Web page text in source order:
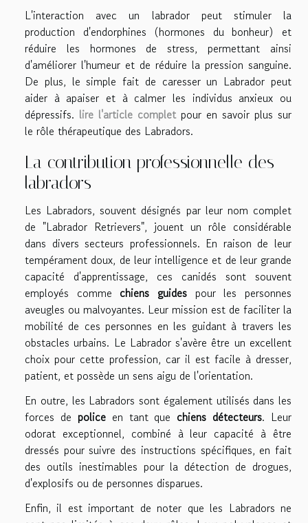
L'interaction avec un labrador peut stimuler la
production d'endorphines (hormones du bonheur) et
réduire les hormones de stress, permettant ainsi
d'améliorer l'humeur et de réduire la pression sanguine.
De plus, le simple fait de caresser un Labrador peut
aider à apaiser et à calmer les individus anxieux ou
dépressifs. lire l'article completpour en savoir plus sur
le rôle thérapeutique des Labradors.
La contribution professionnelle des
labradors
Les Labradors, souvent désignés par leur nom complet
de "Labrador Retrievers", jouent un rôle considérable
dans divers secteurs professionnels. En raison de leur
tempérament doux, de leur intelligence et de leur grande
capacité d'apprentissage, ces canidés sont souvent
employés comme chiens guides pour les personnes
aveugles ou malvoyantes. Leur mission est de faciliter la
mobilité de ces personnes en les guidant à travers les
obstacles urbains. Le Labrador s'avère être un excellent
choix pour cette profession, car il est facile à dresser,
patient, et possède un sens aigu de l'orientation.
En outre, les Labradors sont également utilisés dans les
forces de policeen tant que chiens détecteurs. Leur
odorat exceptionnel, combiné à leur capacité à être
dressés pour suivre des instructions spécifiques, en fait
des outils inestimables pour la détection de drogues,
d'explosifs ou de personnes disparues.
Enfin, il est important de noter que les Labradors ne